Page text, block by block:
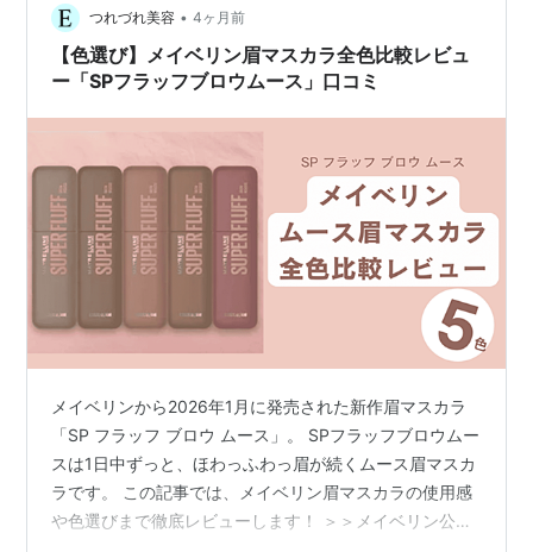
は思うけど、ダマにならないし、仕上がりが自然。 この
方がいい。 愛用しているの…
つれづれ美容 • 4ヶ月前
【色選び】メイベリン眉マスカラ全色比較レビュ
ー「SPフラッフブロウムース」口コミ
メイベリンから2026年1月に発売された新作眉マスカラ
「SP フラッフ ブロウ ムース」。 SPフラッフブロウムー
スは1日中ずっと、ほわっふわっ眉が続くムース眉マスカ
ラです。 この記事では、メイベリン眉マスカラの使用感
や色選びまで徹底レビューします！ ＞＞メイベリン公式